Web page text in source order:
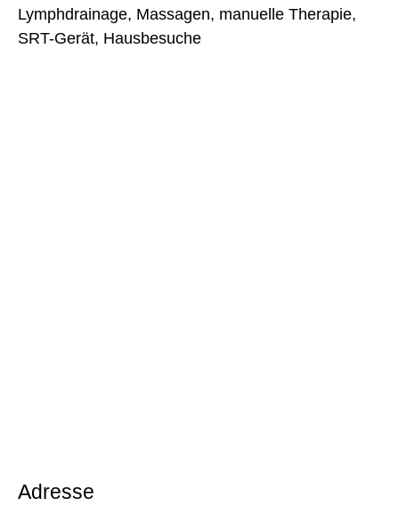
Lymphdrainage, Massagen, manuelle Therapie,
SRT-Gerät, Hausbesuche
Adresse